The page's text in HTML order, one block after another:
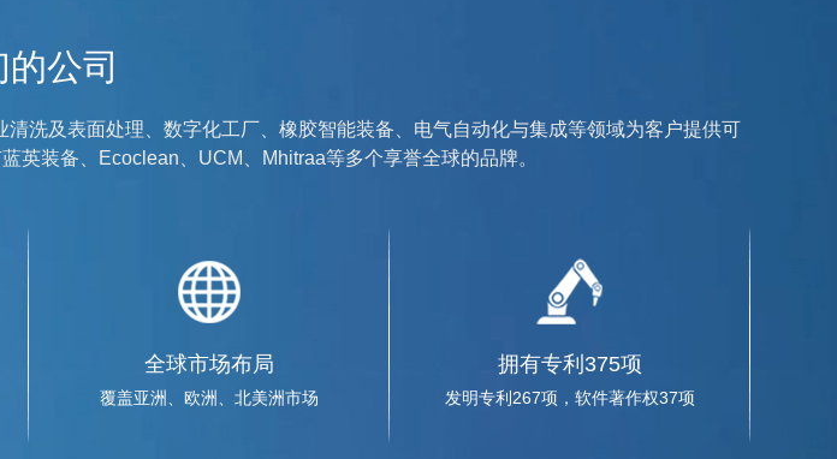
公司
洗及表面处理、数字化工厂、橡胶智能装备、电气自动化与集成等领域为客户提供可
英装备、Ecoclean、UCM、Mhitraa等多个享誉全球的品牌。
全球市场布局
覆盖亚洲、欧洲、北美洲市场
拥有专利375项
发明专利267项，软件著作权37项
2019年4月9日，辽宁省商务厅副厅长王广利一行走访蓝英集团沈阳公司，双方就企业国际并
购、海外市场开拓、技...
辽宁上市公司协会20余家会员企业赴蓝...